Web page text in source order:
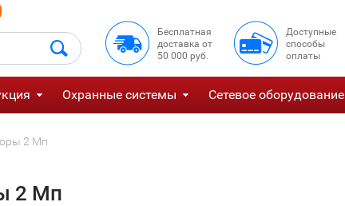
Бесплатная
доставка от
50 000 руб.
Доступные
способы
оплаты
Охранные системы Сетевое оборудование
2 Мп
2 Мп